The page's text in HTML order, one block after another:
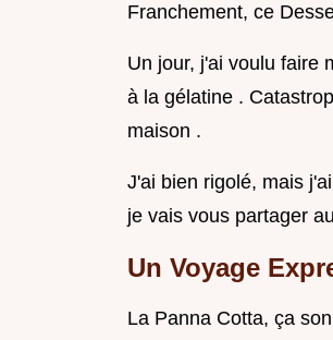
Franchement, ce
Un jour, j'ai voulu faire
à la gélatine .
maison .
J'ai bien rigolé, mais
je vais vous partager
Un Voyage
La Panna Cotta, ça